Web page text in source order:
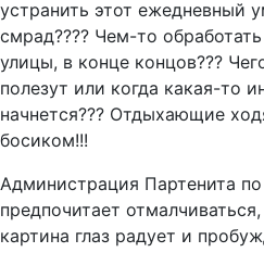
устранить этот ежедневный
смрад???? Чем-то
улицы, в конце концов???
полезут или когда какая-то
начнется??? Отдыхающие
босиком!!!
Администрация Партенита
предпочитает
картина глаз радует и